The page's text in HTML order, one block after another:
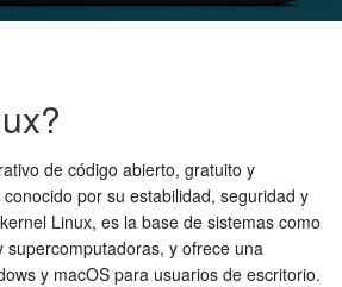
de código abierto, gratuito y
por su estabilidad, seguridad y
Linux, es la base de sistemas como
supercomputadoras, y ofrece una
y macOS para usuarios de escritorio.